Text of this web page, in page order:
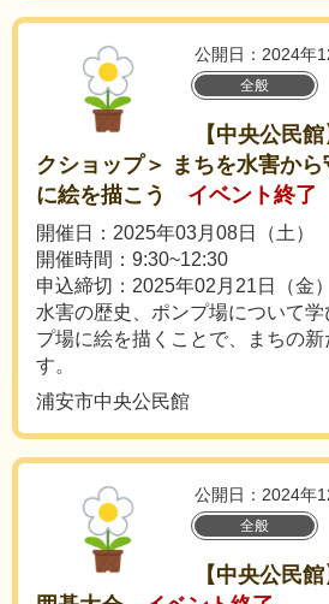
公開日：2024年
全般
【中央公民
クショップ＞ まちを水害から
に絵を描こう
イベント終了
開催日：2025年03月08日（土）
開催時間：9:30~12:30
申込締切：2025年02月21日（金）
水害の歴史、ポンプ場について
プ場に絵を描くことで、まちの新
す。
浦安市中央公民館
公開日：2024年
全般
【中央公民